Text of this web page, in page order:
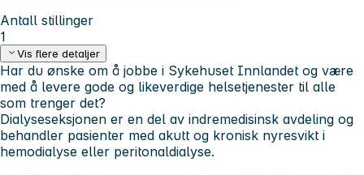
Antall stillinger
1
Vis flere detaljer
Har du ønske om å jobbe i Sykehuset Innlandet og være
med å levere gode og likeverdige helsetjenester til alle
som trenger det?
Dialyseseksjonen er en del av indremedisinsk avdeling og
behandler pasienter med akutt og kronisk nyresvikt i
hemodialyse eller peritonaldialyse.